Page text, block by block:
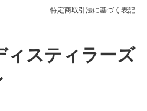
特定商取引法に基づく表記
ィスティラーズ